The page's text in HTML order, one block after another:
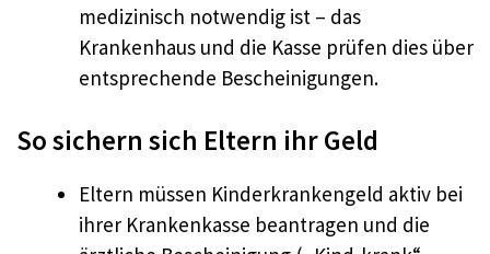
medizinisch notwendig ist – das
Krankenhaus und die Kasse prüfen dies über
entsprechende Bescheinigungen.​
So sichern sich Eltern ihr Geld
Eltern müssen Kinderkrankengeld aktiv bei
ihrer Krankenkasse beantragen und die